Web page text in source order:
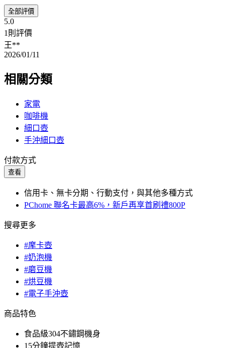
全部評價
5.0
1則評價
王**
2026/01/11
相關分類
家電
咖啡機
細口壺
手沖細口壺
付款方式
查看
信用卡、無卡分期、行動支付，與其他多種方式
PChome 聯名卡最高6%，新戶再享首刷禮800P
搜尋更多
#摩卡壺
#奶泡機
#磨豆機
#烘豆機
#電子手沖壺
商品特色
食品級304不鏽鋼機身
15分鐘提壺記憶